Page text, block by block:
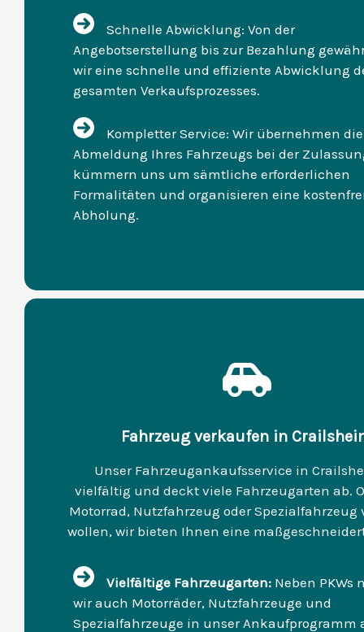
Schnelle Abwicklung: Von der
Angebotserstellung bis zur Bezahlung
wir eine schnelle und effiziente Abwicklung
gesamten Verkaufsprozesses.
Kompletter Service: Wir übernehmen die
Abmeldung Ihres Fahrzeugs bei der
kümmern uns um sämtliche erforderlichen
Formalitäten und organisieren eine
Abholung.
Fahrzeug verkaufen in
Unser Fahrzeugankaufsservice in
vielfältig und deckt viele Fahrzeugarten ab.
Motorrad, Nutzfahrzeug oder Spezialfahrzeug
wollen, wir bieten Ihnen eine
Vielfältige Fahrzeugarten: Neben PKWs
wir auch Motorräder, Nutzfahrzeuge und
Spezialfahrzeuge in unser Ankaufprogramm